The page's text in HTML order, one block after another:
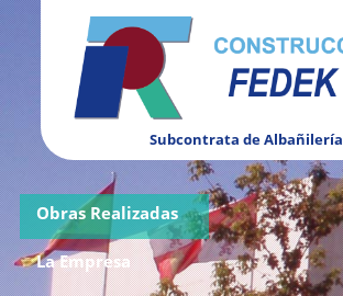
Subcontrata de Albañilería
Obras Realizadas
La Empresa